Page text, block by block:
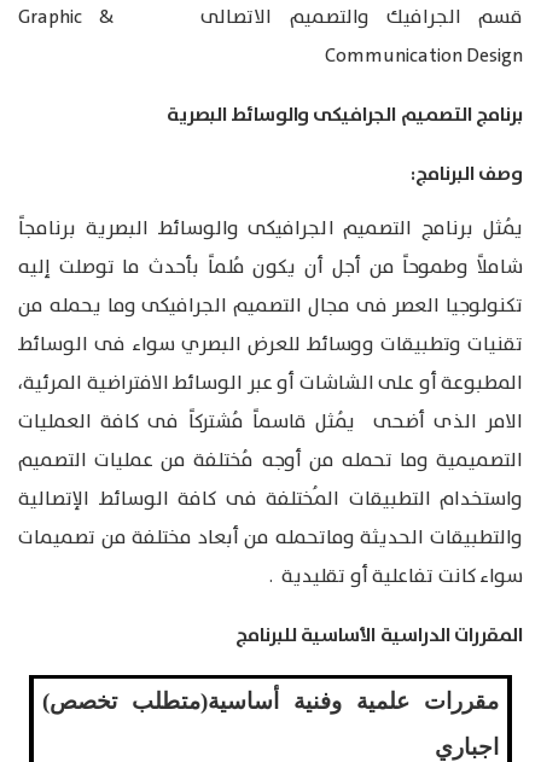
قسم الجرافيك والتصميم الاتصالى Graphic &
Communication Design
برنامج التصميم الجرافيكى والوسائط البصرية
وصف البرنامج:
يُمثل برنامج التصميم الجرافيكى والوسائط البصرية برنامجاً
شاملاً وطموحاً من أجل أن يكون مُلماً بأحدث ما توصلت إليه
تكنولوجيا العصر فى مجال التصميم الجرافيكى وما يحمله من
تقنيات وتطبيقات ووسائط للعرض البصري سواء فى الوسائط
المطبوعة أو على الشاشات أو عبر الوسائط الافتراضية المرئية،
الامر الذى أضحى يُمثل قاسماً مُشتركاً فى كافة العمليات
التصميمية وما تحمله من أوجه مُختلفة من عمليات التصميم
واستخدام التطبيقات المُختلفة فى كافة الوسائط الإتصالية
والتطبيقات الحديثة وماتحمله من أبعاد مختلفة من تصميمات
سواء كانت تفاعلية أو تقليدية .
المقررات الدراسية الأساسية للبرنامج
مقررات علمية وفنية أساسية(متطلب تخصص)
اجباري